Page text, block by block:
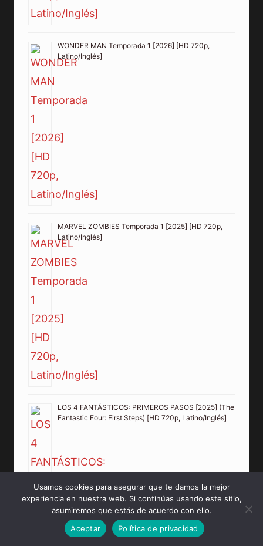
WONDER MAN Temporada 1 [2026] [HD 720p,
Latino/Inglés]
MARVEL ZOMBIES Temporada 1 [2025] [HD 720p,
Latino/Inglés]
LOS 4 FANTÁSTICOS: PRIMEROS PASOS [2025] (The
Fantastic Four: First Steps) [HD 720p, Latino/Inglés]
Usamos cookies para asegurar que te damos la mejor
experiencia en nuestra web. Si continúas usando este sitio,
asumiremos que estás de acuerdo con ello.
Aceptar
Política de privacidad